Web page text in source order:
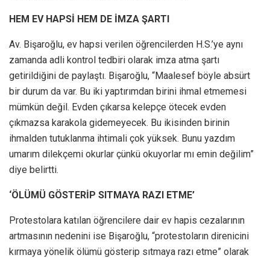
HEM EV HAPSİ HEM DE İMZA ŞARTI
Av. Bişaroğlu, ev hapsi verilen öğrencilerden H.S.’ye aynı
zamanda adli kontrol tedbiri olarak imza atma şartı
getirildiğini de paylaştı. Bişaroğlu, “Maalesef böyle absürt
bir durum da var. Bu iki yaptırımdan birini ihmal etmemesi
mümkün değil. Evden çıkarsa kelepçe ötecek evden
çıkmazsa karakola gidemeyecek. Bu ikisinden birinin
ihmalden tutuklanma ihtimali çok yüksek. Bunu yazdım
umarım dilekçemi okurlar çünkü okuyorlar mı emin değilim”
diye belirtti.
‘ÖLÜMÜ GÖSTERİP SITMAYA RAZI ETME’
Protestolara katılan öğrencilere dair ev hapis cezalarının
artmasının nedenini ise Bişaroğlu, “protestoların direnicini
kırmaya yönelik ölümü gösterip sıtmaya razı etme” olarak